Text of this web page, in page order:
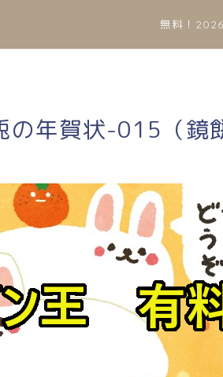
無料！
年賀状-015（鏡